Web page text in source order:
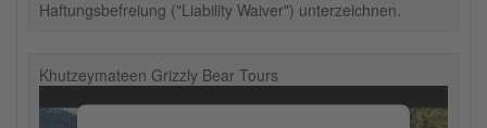
Haftungsbefreiung ("Liability Waiver") unterzeichnen.
Khutzeymateen Grizzly Bear Tours